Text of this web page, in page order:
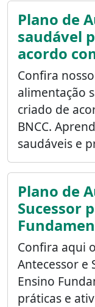
Plano de
saudável
acordo
Confira
alimentação
criado de
BNCC.
saudáveis e
Plano de
Sucessor
Confira aqui
Antecessor e
Ensino
práticas e